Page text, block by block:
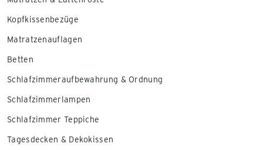
Kopfkissenbezüge
Matratzenauflagen
Betten
Schlafzimmeraufbewahrung & Ordnung
Schlafzimmerlampen
Schlafzimmer Teppiche
Tagesdecken & Dekokissen